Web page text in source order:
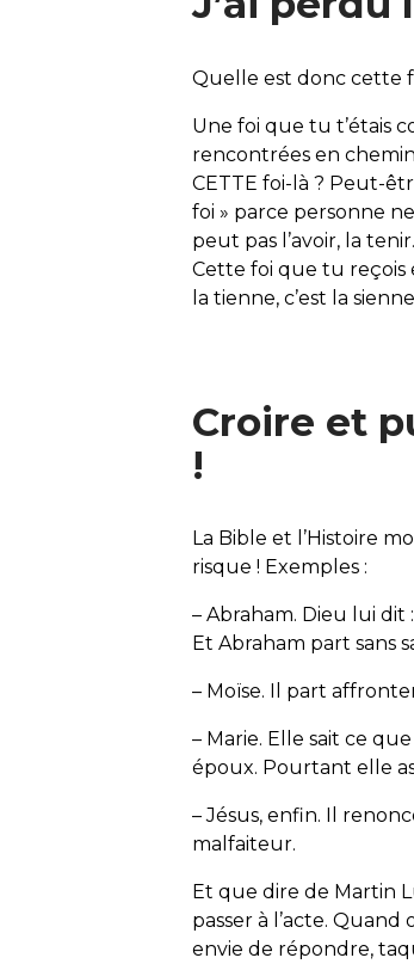
Quelle est donc cette
Une foi que tu t’étais
rencontrées en
CETTE foi-là ? Peut-
foi » parce personne
peut pas l’avoir, la
Cette foi que tu reçois
la tienne, c’est la
Croire et
!
La Bible et l’Histoire
risque ! Exemples :
– Abraham. Dieu lui dit
Et Abraham part sans
– Moïse. Il part
– Marie. Elle sait ce
époux. Pourtant elle
– Jésus, enfin. Il
malfaiteur.
Et que dire de Martin
passer à l’acte. Quand
envie de répondre,